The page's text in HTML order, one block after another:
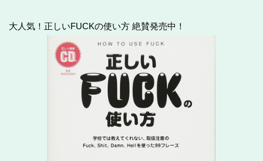
大人気！正しいFUCKの使い方 絶賛発売中！